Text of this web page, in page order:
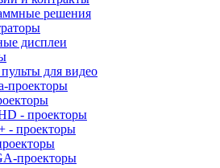
решения
дисплеи
для видео
проекторы
- проекторы
- проекторы
проекторы